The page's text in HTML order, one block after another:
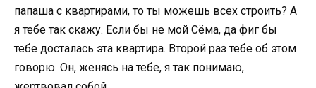
папаша с квартирами, то ты можешь всех строить? А
я тебе так скажу. Если бы не мой Сёма, да фиг бы
тебе досталась эта квартира. Второй раз тебе об этом
говорю. Он, женясь на тебе, я так понимаю,